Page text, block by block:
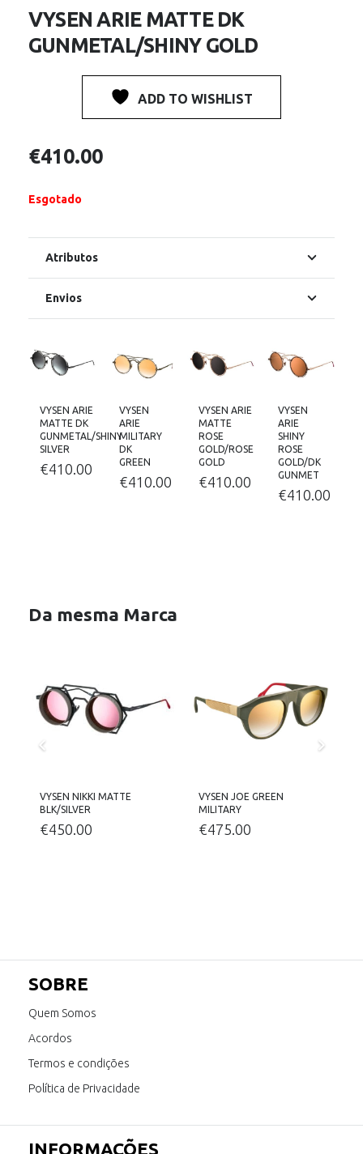
VYSEN ARIE MATTE DK
GUNMETAL/SHINY GOLD
ADD TO WISHLIST
€410.00
Esgotado
Atributos
Envios
VYSEN ARIE
MATTE DK
GUNMETAL/SHINY
SILVER
€410.00
VYSEN
ARIE
MILITARY
DK
GREEN
€410.00
VYSEN ARIE
MATTE
ROSE
GOLD/ROSE
GOLD
€410.00
VYSEN
ARIE
SHINY
ROSE
GOLD/DK
GUNMET
€410.00
Da mesma Marca
VYSEN NIKKI MATTE
BLK/SILVER
€450.00
VYSEN JOE GREEN
MILITARY
€475.00
SOBRE
Quem Somos
Acordos
Termos e condições
Política de Privacidade
INFORMAÇÕES